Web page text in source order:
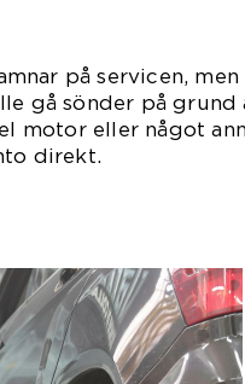
på servicen,
gå sönder på grund
motor eller något
direkt.